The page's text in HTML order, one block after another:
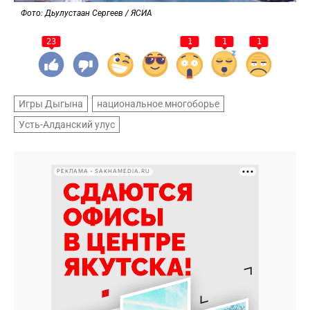
Фото: Дьулустаан Сергеев / ЯСИА
23 1 1 1
Игры Дыгына
национальное многоборье
Усть-Алданский улус
РЕКЛАМА • SAKHAMEDIA.RU